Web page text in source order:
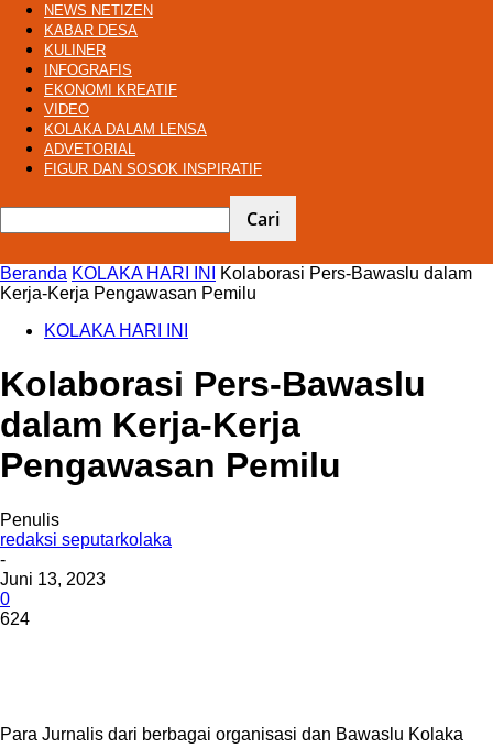
NEWS NETIZEN
KABAR DESA
KULINER
INFOGRAFIS
EKONOMI KREATIF
VIDEO
KOLAKA DALAM LENSA
ADVETORIAL
FIGUR DAN SOSOK INSPIRATIF
Beranda KOLAKA HARI INI
Kolaborasi Pers-Bawaslu dalam
Kerja-Kerja Pengawasan Pemilu
KOLAKA HARI INI
Kolaborasi Pers-Bawaslu
dalam Kerja-Kerja
Pengawasan Pemilu
Penulis
redaksi seputarkolaka
-
Juni 13, 2023
0
624
Para Jurnalis dari berbagai organisasi dan Bawaslu Kolaka